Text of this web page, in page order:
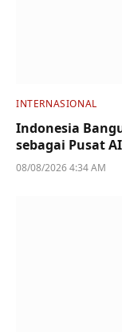
INTERNASIONAL
Indonesia
sebagai Pusat
08/08/2026 4:34 AM